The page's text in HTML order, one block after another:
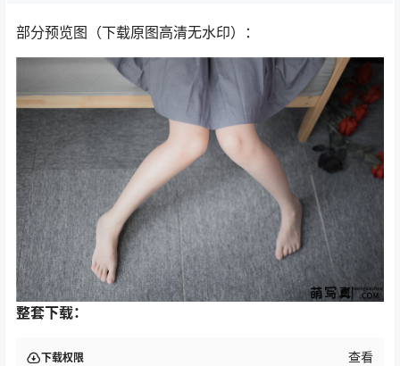
部分预览图（下载原图高清无水印）：
整套下载：
下载权限 查看